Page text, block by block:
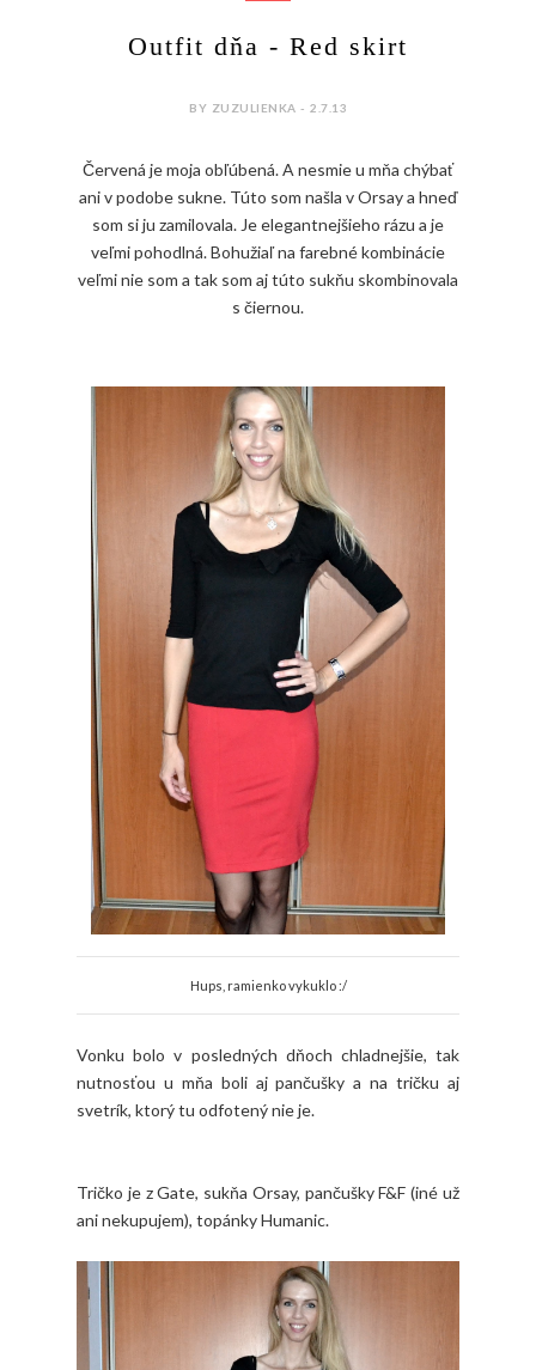
Outfit dňa - Red skirt
BY ZUZULIENKA - 2.7.13
Červená je moja obľúbená. A nesmie u mňa chýbať
ani v podobe sukne. Túto som našla v Orsay a hneď
som si ju zamilovala. Je elegantnejšieho rázu a je
veľmi pohodlná. Bohužiaľ na farebné kombinácie
veľmi nie som a tak som aj túto sukňu skombinovala
s čiernou.
Hups, ramienko vykuklo :/
Vonku bolo v posledných dňoch chladnejšie, tak
nutnosťou u mňa boli aj pančušky a na tričku aj
svetrík, ktorý tu odfotený nie je.
Tričko je z Gate, sukňa Orsay, pančušky F&F (iné už
ani nekupujem), topánky Humanic.